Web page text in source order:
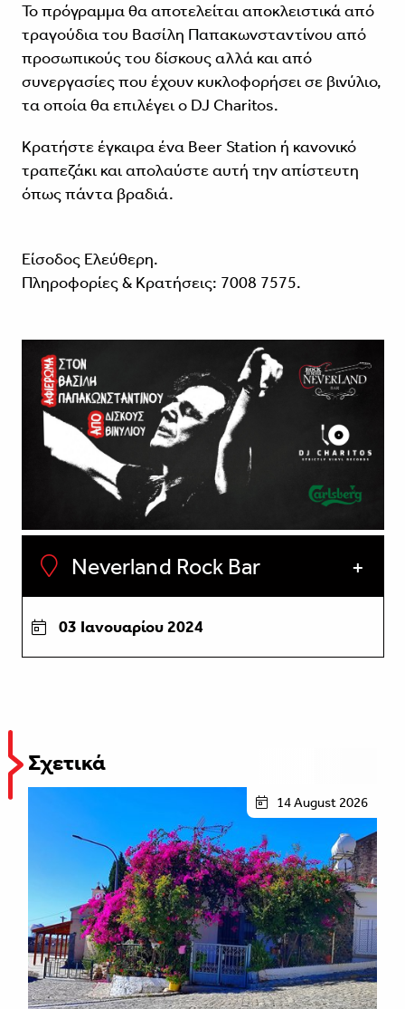
Το πρόγραμμα θα αποτελείται αποκλειστικά από
τραγούδια του Βασίλη Παπακωνσταντίνου από
προσωπικούς του δίσκους αλλά και από
συνεργασίες που έχουν κυκλοφορήσει σε βινύλιο,
τα οποία θα επιλέγει ο DJ Charitos.
Κρατήστε έγκαιρα ένα Beer Station ή κανονικό
τραπεζάκι και απολαύστε αυτή την απίστευτη
όπως πάντα βραδιά.
Είσοδος Ελεύθερη.
Πληροφορίες & Κρατήσεις: 7008 7575.
Neverland Rock Bar
03 Ιανουαρίου 2024
Σχετικά
14 August 2026